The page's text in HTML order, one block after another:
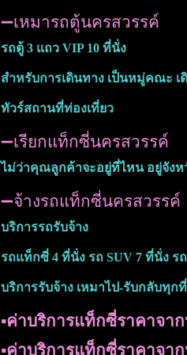
➖เหมารถตู้นครสวรรค์
รถตู้ 3 แถว VIP 10 ที่นั่ง
สำหรับการเดินทาง เป็นหมู่คณะ เ
ทัวร์สถานที่ท่องเที่ยว
➖เรียกแท็กซี่นครสวรรค์
ไม่ว่าคุณลูกค้าจะอยู่ที่ไหน อยู่จังห
➖จ้างรถแท็กซี่นครสวรรค์
บริการรถรับจ้าง
รถแท็กซี่ 4 ที่นั่ง รถ SUV 7 ที่นั่ง ร
บริการรับจ้าง เหมาไป-รับกลับทุก
▪︎ค่าบริการแท็กซี่ราคาจา
▪︎ค่าบริการแท็กซี่ราคาจา